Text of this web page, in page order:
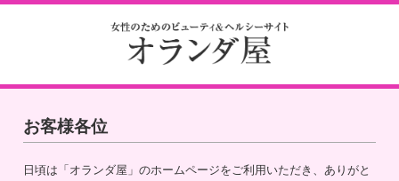
お客様各位
日頃は「オランダ屋」のホームページをご利用いただき、ありがと